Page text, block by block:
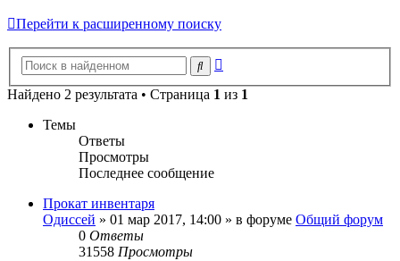
Перейти к расширенному поиску
Поиск
Найдено 2 результата • Страница 1 из 1
Темы
Ответы
Просмотры
Последнее сообщение
Прокат инвентаря
Одиссей » 01 мар 2017, 14:00 » в форуме Общий форум
0 Ответы
31558 Просмотры